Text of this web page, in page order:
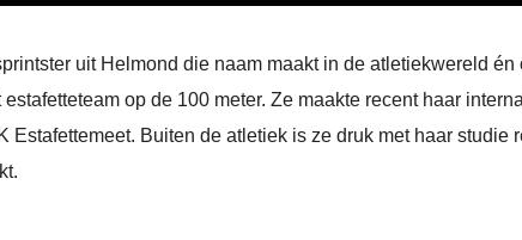
uit Helmond die naam maakt in de atletiekwereld
op de 100 meter. Ze maakte recent haar
Buiten de atletiek is ze druk met haar studie